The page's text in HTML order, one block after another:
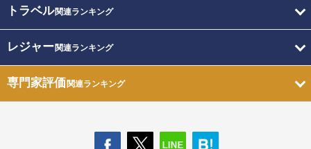
トラベル関連ランキング
レジャー関連ランキング
専門家評価関連ランキング